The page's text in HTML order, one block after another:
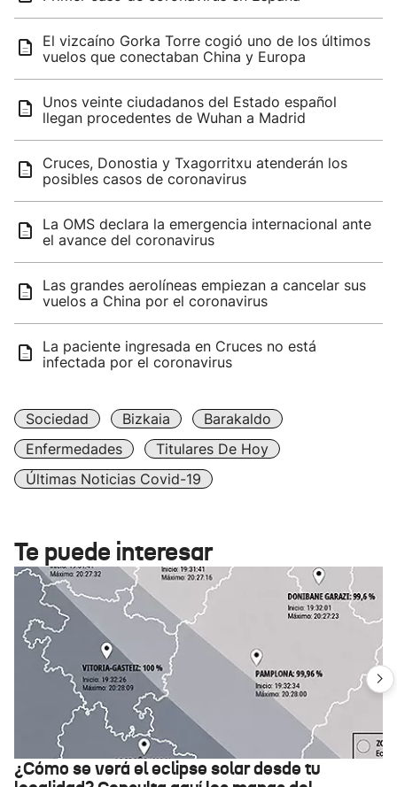
El vizcaíno Gorka Torre cogió uno de los últimos
vuelos que conectaban China y Europa
Unos veinte ciudadanos del Estado español
llegan procedentes de Wuhan a Madrid
Cruces, Donostia y Txagorritxu atenderán los
posibles casos de coronavirus
La OMS declara la emergencia internacional ante
el avance del coronavirus
Las grandes aerolíneas empiezan a cancelar sus
vuelos a China por el coronavirus
La paciente ingresada en Cruces no está
infectada por el coronavirus
Sociedad Bizkaia
Barakaldo
Enfermedades
Titulares De Hoy
Últimas Noticias Covid-19
Te puede interesar
¿Cómo se verá el eclipse solar desde tu